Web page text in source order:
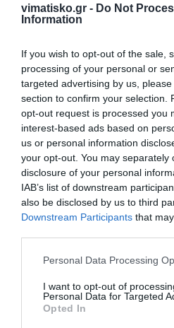
vimatisko.gr - Do Not
Information
If you wish to opt-out of the sale,
processing of your personal or
targeted advertising by us,
section to confirm your selection.
opt-out request is processed you
interest-based ads based on
us or personal information
your opt-out. You may separately
disclosure of your personal
IAB’s list of downstream
also be disclosed by us to third
Downstream Participants that
Personal Data Processing
I want to opt-out of
Personal Data for Targeted
Opted In
Η ανωνυμία είναι το καλύτερο
Σχόλια 0
Πρόσθεσε ένα